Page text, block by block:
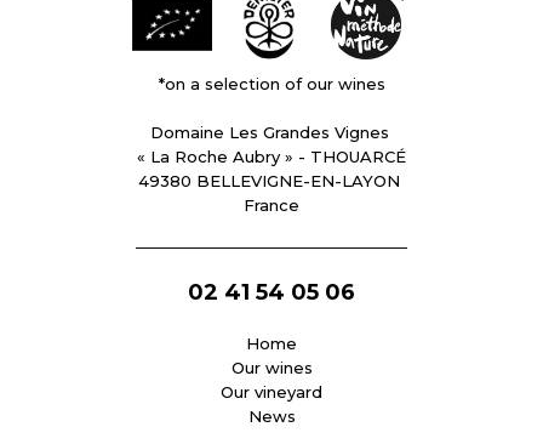
*on a selection of our wines
Domaine Les Grandes Vignes
« La Roche Aubry » - THOUARCÉ
49380 BELLEVIGNE-EN-LAYON
France
02 41 54 05 06
Home
Our wines
Our vineyard
News